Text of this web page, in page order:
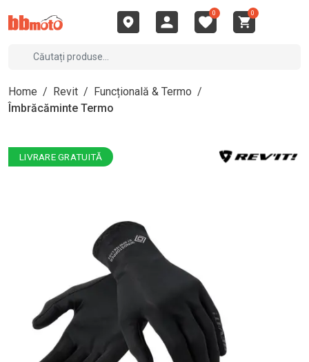
0 0
Home / Revit / Funcțională & Termo /
Îmbrăcăminte Termo
LIVRARE GRATUITĂ